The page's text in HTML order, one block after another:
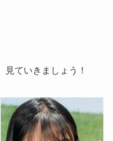
ていきましょう！